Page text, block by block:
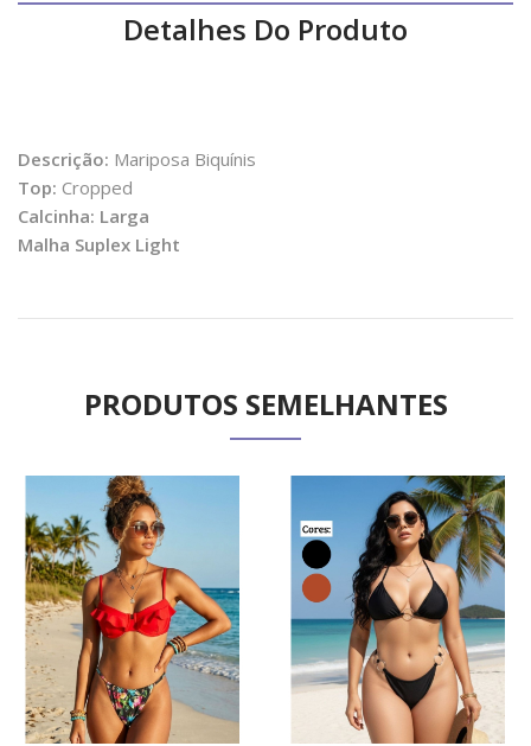
Detalhes Do Produto
Descrição: Mariposa Biquínis
Top: Cropped
Calcinha: Larga
Malha Suplex Light
PRODUTOS SEMELHANTES